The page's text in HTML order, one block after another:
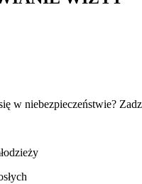
w niebezpieczeństwie?